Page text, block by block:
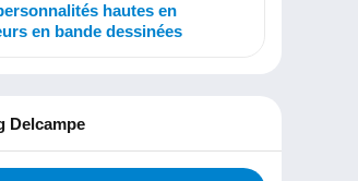
hautes en
en bande dessinées
Delcampe